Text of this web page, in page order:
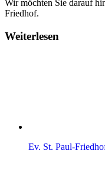
Wir möchten Sie darauf
Friedhof.
Weiterlesen
Ev. St. Paul-